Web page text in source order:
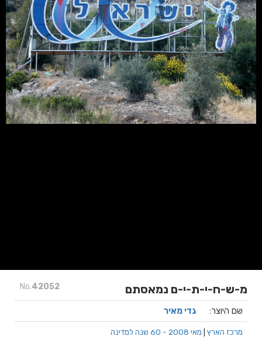
No.42052 מ-ש-ח-י-ת-י-ם נמאסתם
שם היוצר: גדי מאיר
מרכז הארץ מאי 2008 - 60 שנה למדינה